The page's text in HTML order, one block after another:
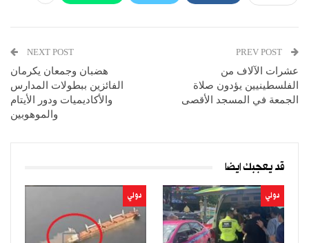
عشرات الآلاف من
الفلسطينيين يؤدون صلاة
الجمعة في المسجد الأقصى
NEXT POST
هضبان وجمعان يكرمان
الفائزين ببطولات المدارس
والأكاديميات ودور الأيتام
والموهوبين
قد يعجبك ايضا
دولي دولي